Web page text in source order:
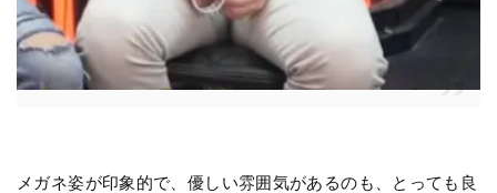
メガネ姿が印象的で、優しい雰囲気があるのも、とっても良